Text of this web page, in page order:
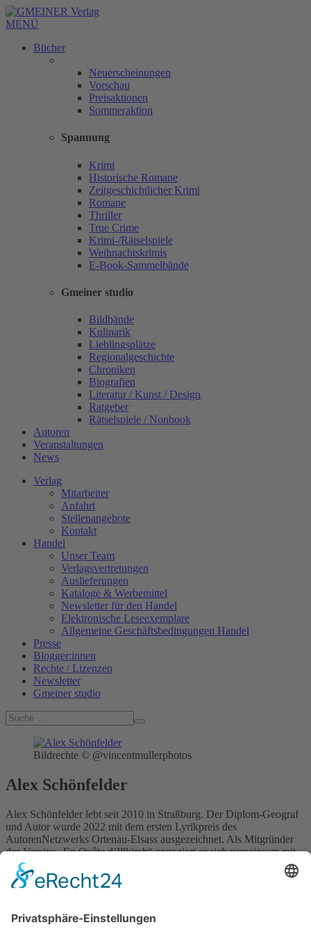
MENÜ
Bücher
Neuerscheinungen
Vorschau
Preisaktionen
Sommeraktion
Spannung
Krimi
Historische Romane
Zeitgeschichtlicher Krimi
Romane
Thriller
True Crime
Krimi-/Rätselspiele
Weihnachtskrimis
E-Book-Sammelbände
Gmeiner studio
Bildbände
Kulinarik
Lieblingsplätze
Regionalgeschichte
Chroniken
Biografien
Literatur / Kunst / Design
Ratgeber
Rätselspiele / Nonbook
Autoren
Veranstaltungen
News
Verlag
Mitarbeiter
Anfahrt
Stellenangebote
Kontakt
Handel
Unser Team
Verlagsvertretungen
Auslieferungen
Kataloge & Werbemittel
Newsletter für den Handel
Elektronische Leseexemplare
Allgemeine Geschäftsbedingungen Handel
Presse
Blogger:innen
Rechte / Lizenzen
Newsletter
Gmeiner studio
Bildrechte © @vincentmullerphotos
Alex Schönfelder
Alex Schönfelder lebt seit 2010 in Straßburg. Der Diplom-Geograf
und Autor wurde 2022 mit dem ersten Lyrikpreis des
AutorenNetzwerks Ortenau-Elsass ausgezeichnet. Als Mitgründer
des Vereins „En Quête d’Illkirch“ engagiert er sich gemeinsam mit
seiner Frau Sandra Noël für die regionale Literaturszene des Elsass.
Mit „Die Töchter der Zirbelnuss“ legt er sein literarisches Debüt vor.